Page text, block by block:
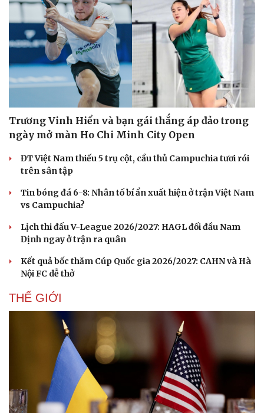
Trương Vinh Hiển và bạn gái thắng áp đảo trong
ngày mở màn Ho Chi Minh City Open
ĐT Việt Nam thiếu 5 trụ cột, cầu thủ Campuchia tươi rói
trên sân tập
Tin bóng đá 6-8: Nhân tố bí ẩn xuất hiện ở trận Việt Nam
vs Campuchia?
Lịch thi đấu V-League 2026/2027: HAGL đối đầu Nam
Định ngay ở trận ra quân
Kết quả bốc thăm Cúp Quốc gia 2026/2027: CAHN và Hà
Nội FC dễ thở
THẾ GIỚI